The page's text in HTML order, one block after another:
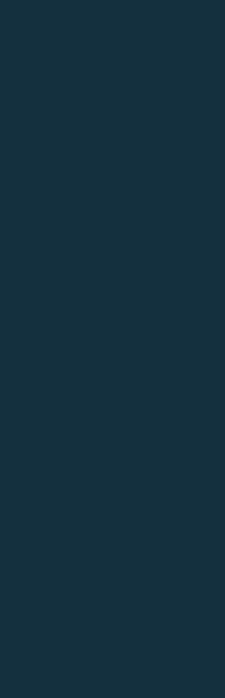
והיטל השבחה מחוז תל
ערר על חיוב בהיטל
1,096,476 ש"ח
התחייבו מקבלי
המקרקעין מהעוררת.
ביום